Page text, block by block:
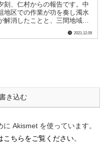
刻、仁村からの報告です。中
地区での作業が功を奏し濁水
解消したことと、三間地域で
のクロロホルム超過が確定した
と、明と暗それぞれの情報で
2021.12.09
き込む
Akismet を使っています。
こちらをご覧ください。